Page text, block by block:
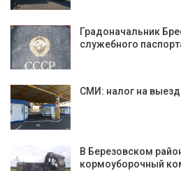
Градоначальник
служебного
СМИ: налог на выезд
В Березовском
кормоуборочный